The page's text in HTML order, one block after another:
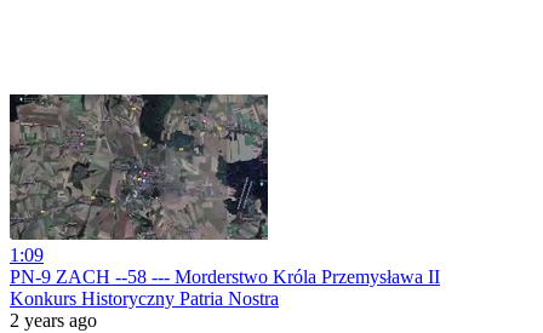
1:09
PN-9 ZACH --58 --- Morderstwo Króla Przemysława II
Konkurs Historyczny Patria Nostra
2 years ago